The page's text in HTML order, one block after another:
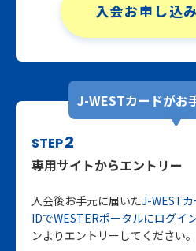
入会お申し込
J-WESTカードがお
STEP2
専用サイトからエントリー
入会後お手元に届いたJ-WEST
IDでWESTERポータルにログイ
ンよりエントリーしてください。